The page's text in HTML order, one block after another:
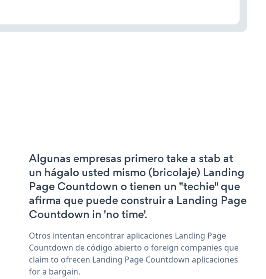
Algunas empresas primero take a stab at
un hágalo usted mismo (bricolaje) Landing
Page Countdown o tienen un "techie" que
afirma que puede construir a Landing Page
Countdown in 'no time'.
Otros intentan encontrar aplicaciones Landing Page
Countdown de código abierto o foreign companies que
claim to ofrecen Landing Page Countdown aplicaciones
for a bargain.